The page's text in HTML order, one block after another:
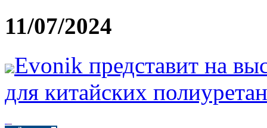
11/07/2024
Evonik представит на
для китайских